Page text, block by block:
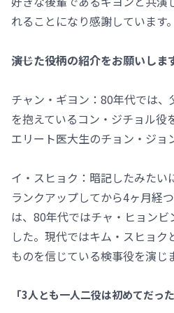
れることになり感謝しています。
――演じた役柄の紹介をお願いしま
チャン・ギヨン：80年代では
を抱えているコン・ジチョル役
エリート医大生のチョン・ジョ
イ・スヒョク：暗記したみたい
ランクアップしてから4ヶ月経
は、80年代ではチャ・ヒョン
した。現代ではキム・スヒョク
ものを信じている検事役を演じ
「3人とも一人二役は初めてだっ